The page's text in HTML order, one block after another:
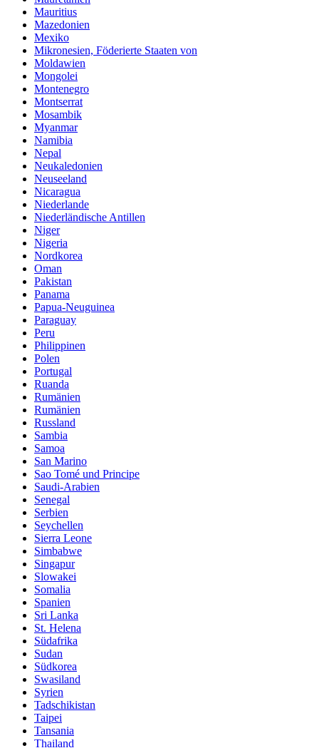
Mauritius
Mazedonien
Mexiko
Mikronesien, Föderierte Staaten von
Moldawien
Mongolei
Montenegro
Montserrat
Mosambik
Myanmar
Namibia
Nepal
Neukaledonien
Neuseeland
Nicaragua
Niederlande
Niederländische Antillen
Niger
Nigeria
Nordkorea
Oman
Pakistan
Panama
Papua-Neuguinea
Paraguay
Peru
Philippinen
Polen
Portugal
Ruanda
Rumänien
Rumänien
Russland
Sambia
Samoa
San Marino
Sao Tomé und Principe
Saudi-Arabien
Senegal
Serbien
Seychellen
Sierra Leone
Simbabwe
Singapur
Slowakei
Somalia
Spanien
Sri Lanka
St. Helena
Südafrika
Sudan
Südkorea
Swasiland
Syrien
Tadschikistan
Taipei
Tansania
Thailand